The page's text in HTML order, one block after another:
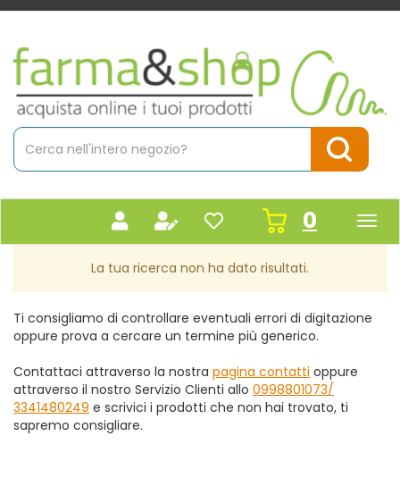
Passa
contenuto
principale
Farmacia
Massaro
Cerca
Prodotto
Cerca
0inseriti
La tua ricerca non ha dato risultati.
Ti consigliamo di controllare eventuali errori di digitazione
oppure prova a cercare un termine più generico.
Contattaci attraverso la nostra pagina contatti oppure
attraverso il nostro Servizio Clienti allo 0998801073/
3341480249 e scrivici i prodotti che non hai trovato, ti
sapremo consigliare.